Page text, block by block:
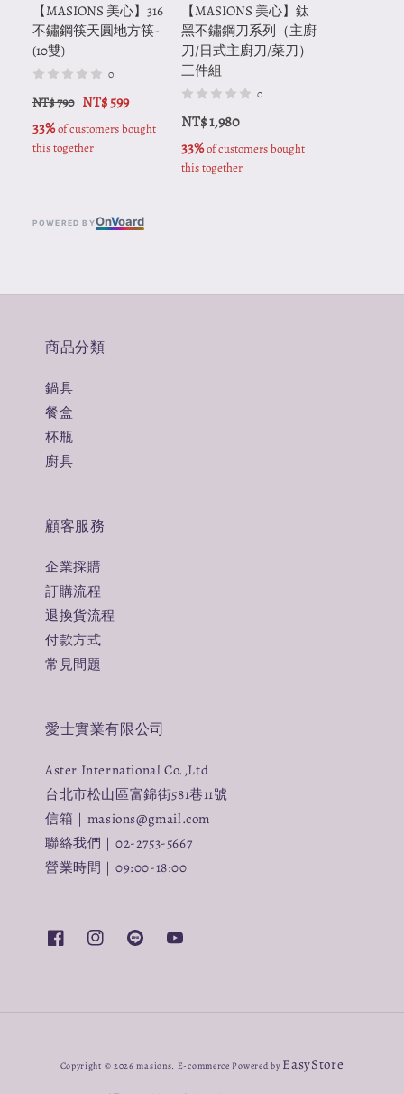
【MASIONS 美心】316
不鏽鋼筷天圓地方筷-
(10雙)
0
NT$ 790 NT$ 599
33% of customers bought
this together
【MASIONS 美心】鈦
黑不鏽鋼刀系列（主廚
刀/日式主廚刀/菜刀）
三件組
0
NT$ 1,980
33% of customers bought
this together
POWERED BYOnVoard
商品分類
鍋具
餐盒
杯瓶
廚具
顧客服務
企業採購
訂購流程
退換貨流程
付款方式
常見問題
愛士實業有限公司
Aster International Co.,Ltd
台北市松山區富錦街581巷11號
信箱｜masions@gmail.com
聯絡我們｜02-2753-5667
營業時間｜09:00-18:00
Copyright © 2026 masions. E-commerce Powered by EasyStore